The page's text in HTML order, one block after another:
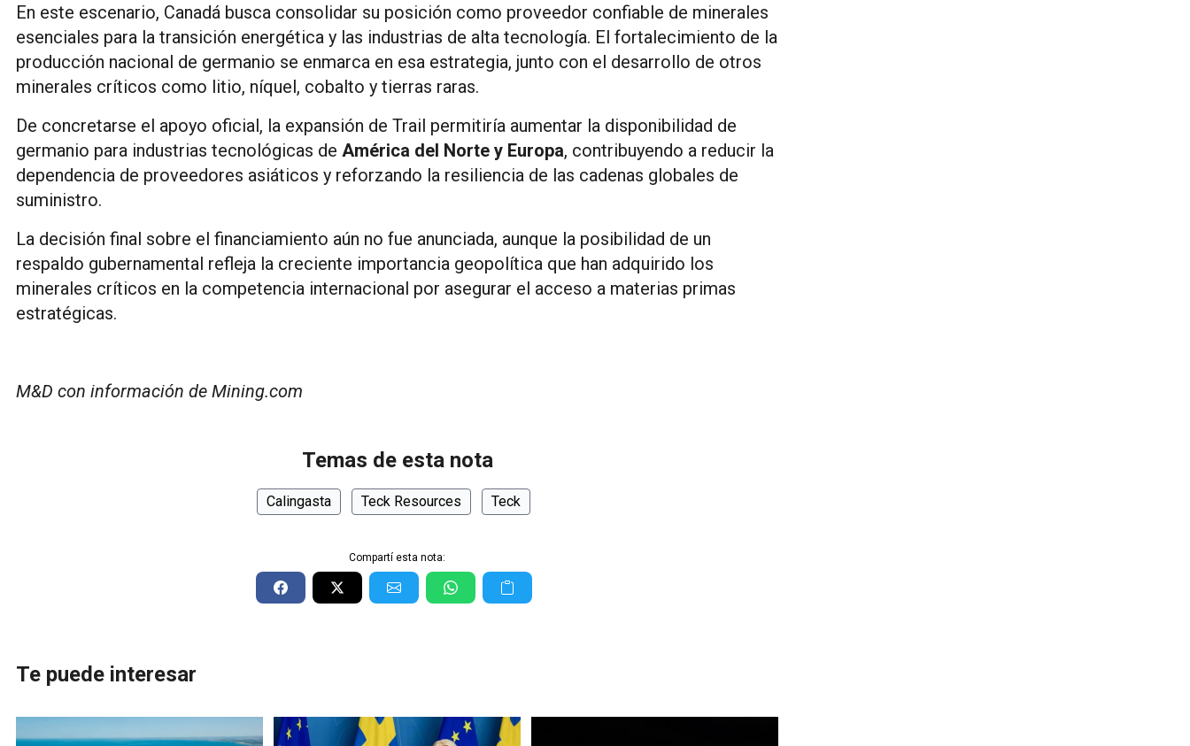
En este escenario, Canadá busca consolidar su posición como proveedor confiable de minerales
esenciales para la transición energética y las industrias de alta tecnología. El fortalecimiento de la
producción nacional de germanio se enmarca en esa estrategia, junto con el desarrollo de otros
minerales críticos como litio, níquel, cobalto y tierras raras.
De concretarse el apoyo oficial, la expansión de Trail permitiría aumentar la disponibilidad de
germanio para industrias tecnológicas de América del Norte y Europa, contribuyendo a reducir la
dependencia de proveedores asiáticos y reforzando la resiliencia de las cadenas globales de
suministro.
La decisión final sobre el financiamiento aún no fue anunciada, aunque la posibilidad de un
respaldo gubernamental refleja la creciente importancia geopolítica que han adquirido los
minerales críticos en la competencia internacional por asegurar el acceso a materias primas
estratégicas.
M&D con información de Mining.com
Temas de esta nota
Calingasta Teck Resources Teck
Compartí esta nota:
Te puede interesar